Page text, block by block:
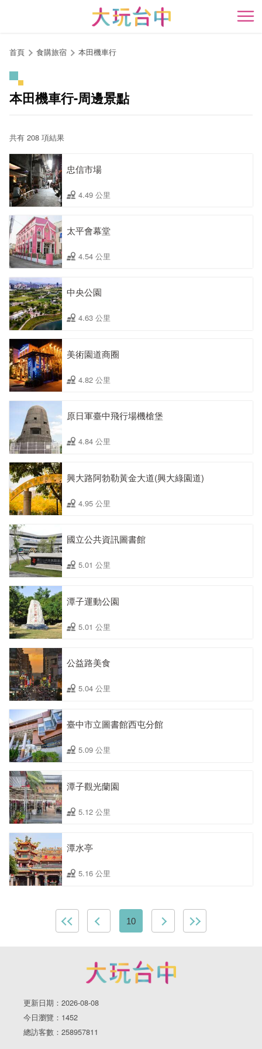
開
首頁 食購旅宿 本田機車行
本田機車行-周邊景點
共有 208 項結果
忠信市場
4.49 公里
太平會幕堂
4.54 公里
中央公園
4.63 公里
美術園道商圈
4.82 公里
原日軍臺中飛行場機槍堡
4.84 公里
興大路阿勃勒黃金大道(興大綠園道)
4.95 公里
國立公共資訊圖書館
5.01 公里
潭子運動公園
5.01 公里
公益路美食
5.04 公里
臺中市立圖書館西屯分館
5.09 公里
潭子觀光蘭園
5.12 公里
潭水亭
5.16 公里
10
更新日期：2026-08-08
今日瀏覽：1452
總訪客數：258957811